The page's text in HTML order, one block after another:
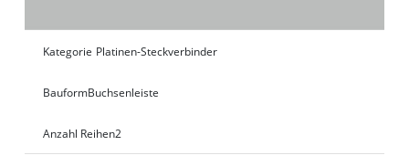
Kategorie Platinen-Steckverbinder
BauformBuchsenleiste
Anzahl Reihen2